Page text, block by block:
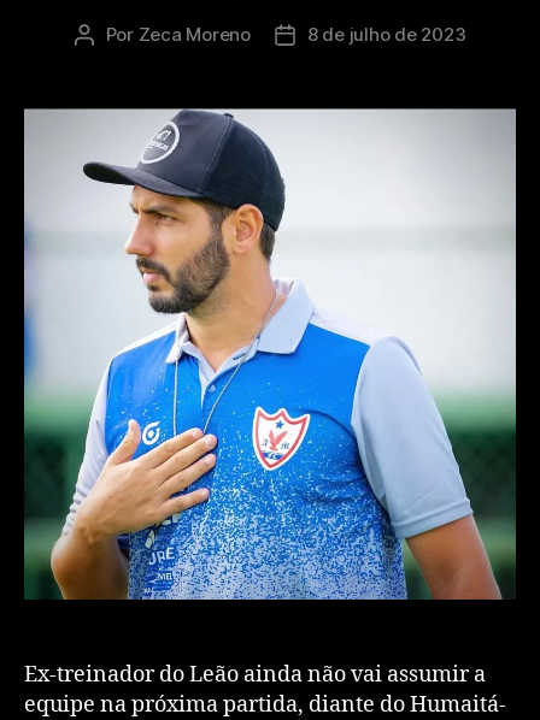
Por Zeca Moreno 8 de julho de 2023
Ex-treinador do Leão ainda não vai assumir a
equipe na próxima partida, diante do Humaitá-